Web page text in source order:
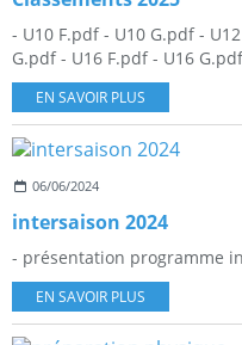
- U10 F.pdf - U10 G.pdf -
G.pdf - U16 F.pdf - U16
EN SAVOIR PLUS
06/06/2024
intersaison 2024
- présentation programme
EN SAVOIR PLUS